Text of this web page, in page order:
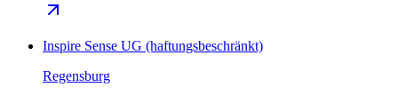
Inspire Sense UG (haftungsbeschränkt)
Regensburg